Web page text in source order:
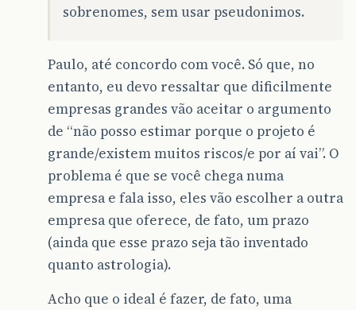
sobrenomes, sem usar pseudonimos.
Paulo, até concordo com você. Só que, no
entanto, eu devo ressaltar que dificilmente
empresas grandes vão aceitar o argumento
de “não posso estimar porque o projeto é
grande/existem muitos riscos/e por aí vai”. O
problema é que se você chega numa
empresa e fala isso, eles vão escolher a outra
empresa que oferece, de fato, um prazo
(ainda que esse prazo seja tão inventado
quanto astrologia).
Acho que o ideal é fazer, de fato, uma